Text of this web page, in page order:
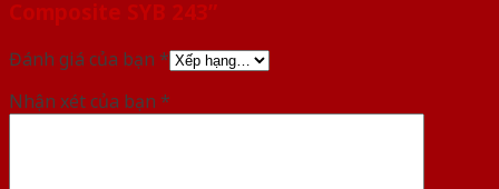
Composite SYB 243”
Đánh giá của bạn *
Nhận xét của bạn *